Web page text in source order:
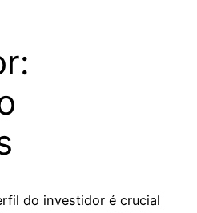
do investidor é crucial